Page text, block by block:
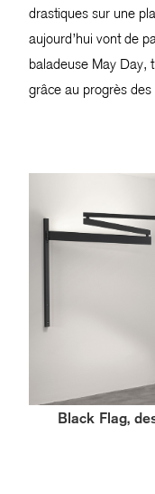
drastiques sur une
aujourd’hui vont de
baladeuse May Day,
grâce au progrès des
Black Flag,